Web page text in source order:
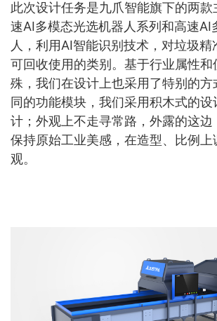
此次设计任务是九爪智能旗下的两款
速AI多模态光选机器人系列和高速AI
人，利用AI智能识别技术，对垃圾精
可回收使用的类别。基于行业属性和
殊，我们在设计上也采用了特别的方
同的功能模块，我们采用积木式的
计；外观上不走寻常路，外露的这边
保持原始工业美感，在造型、比例上
观。